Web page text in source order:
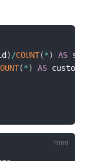
) /COUNT(*) AS
(*) AS